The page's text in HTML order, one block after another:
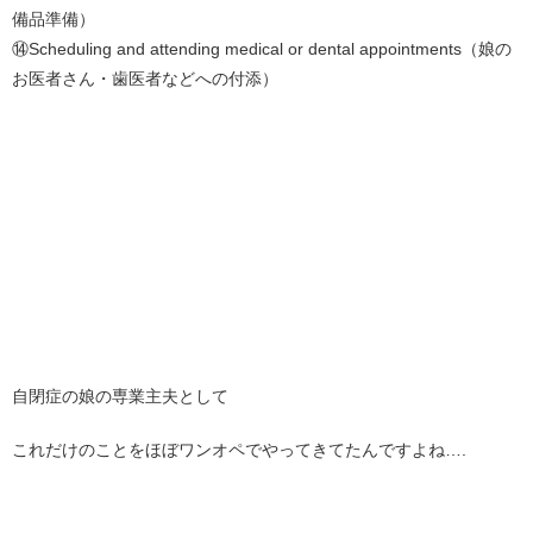
備品準備）
⑭Scheduling and attending medical or dental appointments（娘の
お医者さん・歯医者などへの付添）
自閉症の娘の専業主夫として
これだけのことをほぼワンオペでやってきてたんですよね….